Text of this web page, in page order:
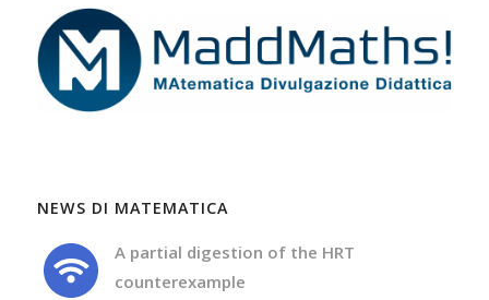
NEWS DI MATEMATICA
A partial digestion of the HRT
counterexample